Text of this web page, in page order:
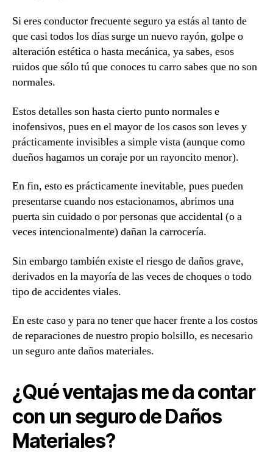
Si eres conductor frecuente seguro ya estás al tanto de
que casi todos los días surge un nuevo rayón, golpe o
alteración estética o hasta mecánica, ya sabes, esos
ruidos que sólo tú que conoces tu carro sabes que no son
normales.
Estos detalles son hasta cierto punto normales e
inofensivos, pues en el mayor de los casos son leves y
prácticamente invisibles a simple vista (aunque como
dueños hagamos un coraje por un rayoncito menor).
En fin, esto es prácticamente inevitable, pues pueden
presentarse cuando nos estacionamos, abrimos una
puerta sin cuidado o por personas que accidental (o a
veces intencionalmente) dañan la carrocería.
Sin embargo también existe el riesgo de daños grave,
derivados en la mayoría de las veces de choques o todo
tipo de accidentes viales.
En este caso y para no tener que hacer frente a los costos
de reparaciones de nuestro propio bolsillo, es necesario
un seguro ante daños materiales.
¿Qué ventajas me da contar
con un seguro de Daños
Materiales?